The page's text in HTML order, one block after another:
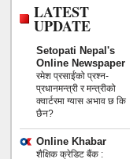
LATEST
UPDATE
Setopati Nepal's
Online Newspaper
रमेश प्रसाईंको प्रश्न-
प्रधानमन्त्री र मन्त्रीको
क्वार्टरमा ग्यास अभाव छ कि
छैन?
Online Khabar
शैक्षिक क्रेडिट बैंक :